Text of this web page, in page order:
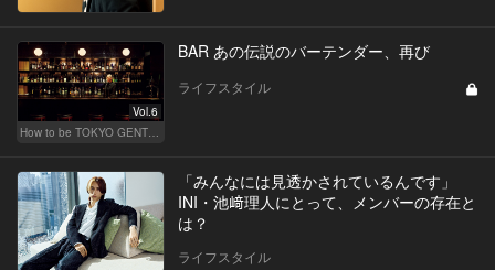
Vol.6
How to be TOKYO GENTS 東京人よ、紳士たれ！
BAR あの伝説のバーテンダー、再び
ライフスタイル
「みんなには見透かされているんです」
INI・池﨑理人にとって、メンバーの存在と
は？
ライフスタイル